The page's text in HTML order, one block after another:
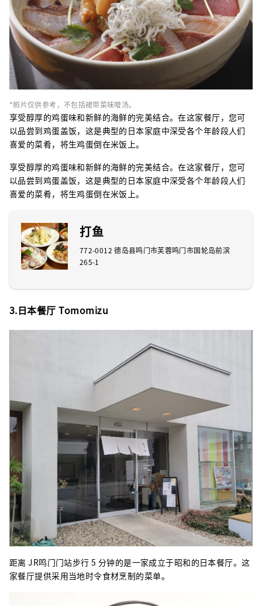
*照片仅供参考，不包括裙带菜味噌汤。
享受醇厚的鸡蛋味和新鲜的海鲜的完美结合。在这家餐厅，您可
以品尝到鸡蛋盖饭，这是典型的日本家庭中深受各个年龄段人们
喜爱的菜肴，将生鸡蛋倒在米饭上。
享受醇厚的鸡蛋味和新鲜的海鲜的完美结合。在这家餐厅，您可
以品尝到鸡蛋盖饭，这是典型的日本家庭中深受各个年龄段人们
喜爱的菜肴，将生鸡蛋倒在米饭上。
打鱼
772-0012 德岛县鸣门市芙蓉鸣门市国轮岛前滨
265-1
3.日本餐厅 Tomomizu
距离 JR鸣门门站步行 5 分钟的是一家成立于昭和的日本餐厅。这
家餐厅提供采用当地时令食材烹制的菜单。